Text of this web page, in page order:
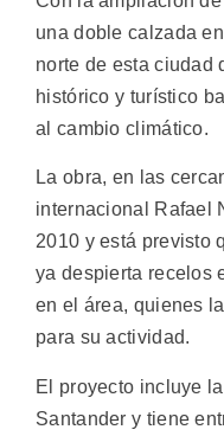
una doble calzada
norte de esta ciudad
histórico y turístico
al cambio climático.
La obra, en las
internacional Rafael
2010 y está previsto
ya despierta recelos
en el área, quienes
para su actividad.
El proyecto incluye
Santander y tiene